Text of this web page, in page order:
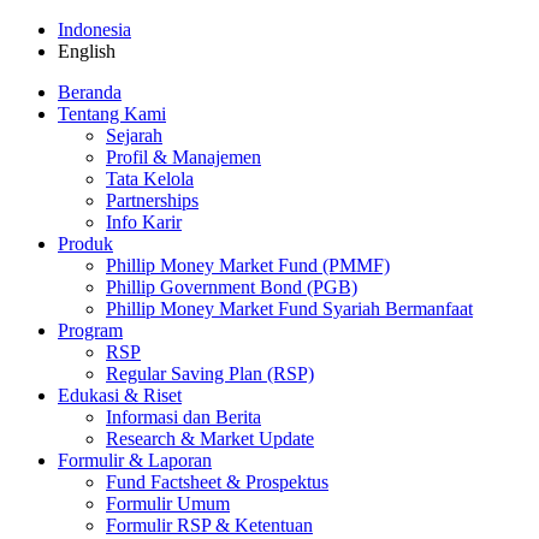
Indonesia
English
Beranda
Tentang Kami
Sejarah
Profil & Manajemen
Tata Kelola
Partnerships
Info Karir
Produk
Phillip Money Market Fund (PMMF)
Phillip Government Bond (PGB)
Phillip Money Market Fund Syariah Bermanfaat
Program
RSP
Regular Saving Plan (RSP)
Edukasi & Riset
Informasi dan Berita
Research & Market Update
Formulir & Laporan
Fund Factsheet & Prospektus
Formulir Umum
Formulir RSP & Ketentuan